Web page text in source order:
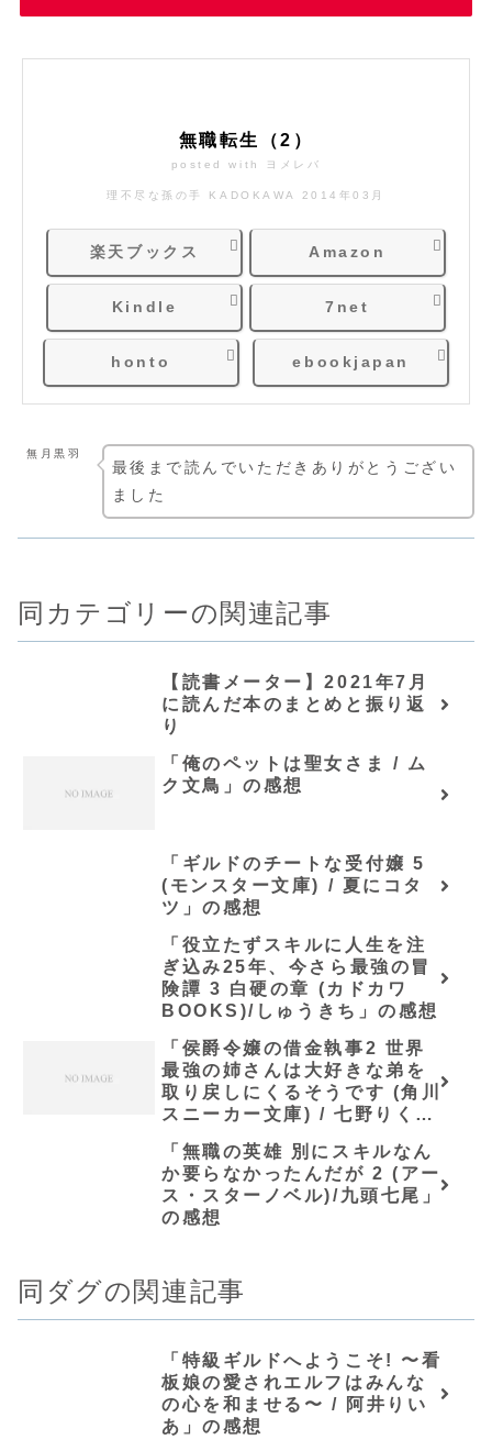
無職転生（2）
posted with ヨメレバ
理不尽な孫の手 KADOKAWA 2014年03月
楽天ブックス Amazon
Kindle 7net
honto ebookjapan
無月黒羽
最後まで読んでいただきありがとうござい
ました
同カテゴリーの関連記事
【読書メーター】2021年7月
に読んだ本のまとめと振り返
り
「俺のペットは聖女さま / ム
ク文鳥」の感想
「ギルドのチートな受付嬢 5
(モンスター文庫) / 夏にコタ
ツ」の感想
「役立たずスキルに人生を注
ぎ込み25年、今さら最強の冒
険譚 3 白硬の章 (カドカワ
BOOKS)/しゅうきち」の感想
「侯爵令嬢の借金執事2 世界
最強の姉さんは大好きな弟を
取り戻しにくるそうです (角川
スニーカー文庫) / 七野りく」
「無職の英雄 別にスキルなん
か要らなかったんだが 2 (アー
ス・スターノベル)/九頭七尾」
の感想
同ダグの関連記事
「特級ギルドへようこそ! 〜看
板娘の愛されエルフはみんな
の心を和ませる〜 / 阿井りい
あ」の感想